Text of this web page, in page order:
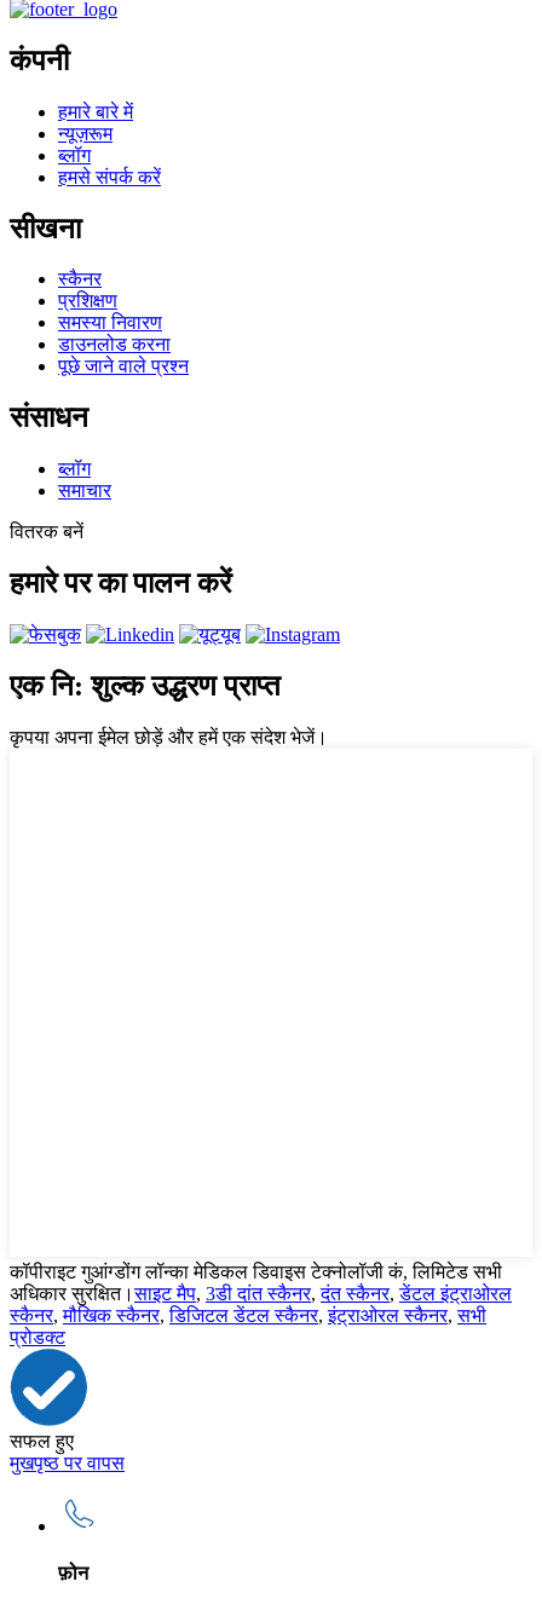
कंपनी
हमारे बारे में
न्यूज़रूम
ब्लॉग
हमसे संपर्क करें
सीखना
स्कैनर
प्रशिक्षण
समस्या निवारण
डाउनलोड करना
पूछे जाने वाले प्रश्न
संसाधन
ब्लॉग
समाचार
वितरक बनें
हमारे पर का पालन करें
एक नि: शुल्क उद्धरण प्राप्त
कृपया अपना ईमेल छोड़ें और हमें एक संदेश भेजें।
कॉपीराइट गुआंग्डोंग लॉन्का मेडिकल डिवाइस टेक्नोलॉजी कं, लिमिटेड सभी
अधिकार सुरक्षित।साइट मैप, 3डी दांत स्कैनर,दंत स्कैनर,डेंटल इंट्राओरल
स्कैनर,मौखिक स्कैनर,डिजिटल डेंटल स्कैनर,इंट्राओरल स्कैनर,सभी
प्रोडक्ट
सफल हुए
मुखपृष्ठ पर वापस
फ़ोन